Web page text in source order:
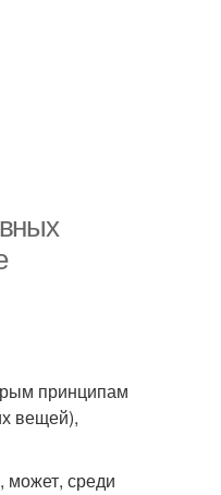
принципам
вещей),
может, среди